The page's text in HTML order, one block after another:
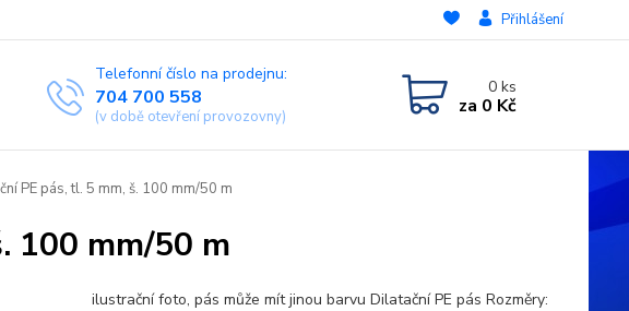
Přihlášení
Telefonní číslo na prodejnu:
704 700 558
(v době otevření provozovny)
0ks
za 0 Kč
PE pás, tl. 5 mm, š. 100 mm/50 m
100 mm/50 m
ilustrační foto, pás může mít jinou barvu Dilatační PE pás Rozměry: